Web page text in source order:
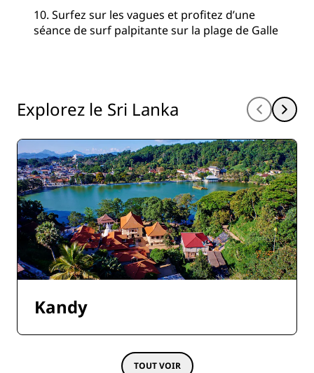
10. Surfez sur les vagues et profitez d’une
séance de surf palpitante sur la plage de Galle
Explorez le Sri Lanka
Kandy
TOUT VOIR